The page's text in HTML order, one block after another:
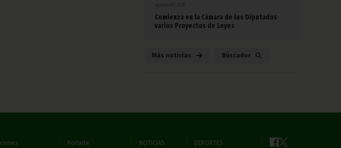
agosto 07, 2026
Comienza en la Cámara de los Diputados
varios Proyectos de Leyes
Más noticias Búscador
Portada NOTICIAS DEPORTES